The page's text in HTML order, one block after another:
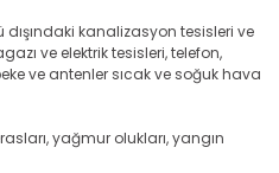
kanalizasyon tesisleri ve
ve elektrik tesisleri, telefon,
ve antenler sıcak ve soğuk hava
yağmur olukları, yangın